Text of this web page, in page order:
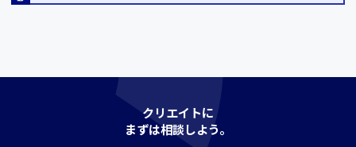
クリエイトに
まずは相談しよう。